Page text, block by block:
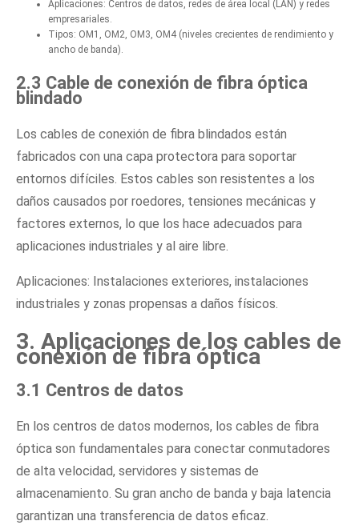
Aplicaciones: Centros de datos, redes de área local (LAN) y redes
empresariales.
Tipos: OM1, OM2, OM3, OM4 (niveles crecientes de rendimiento y
ancho de banda).
2.3 Cable de conexión de fibra óptica
blindado
Los cables de conexión de fibra blindados están
fabricados con una capa protectora para soportar
entornos difíciles. Estos cables son resistentes a los
daños causados por roedores, tensiones mecánicas y
factores externos, lo que los hace adecuados para
aplicaciones industriales y al aire libre.
Aplicaciones: Instalaciones exteriores, instalaciones
industriales y zonas propensas a daños físicos.
3. Aplicaciones de los cables de
conexión de fibra óptica
3.1 Centros de datos
En los centros de datos modernos, los cables de fibra
óptica son fundamentales para conectar conmutadores
de alta velocidad, servidores y sistemas de
almacenamiento. Su gran ancho de banda y baja latencia
garantizan una transferencia de datos eficaz.